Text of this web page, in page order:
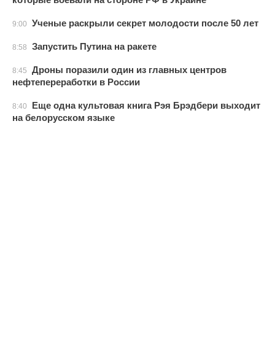
9:00 Ученые раскрыли секрет молодости после 50 лет
8:58 Запустить Путина на ракете
8:45
Дроны поразили один из главных центров
нефтепереработки в России
8:40
Еще одна культовая книга Рэя Брэдбери выходит
на белорусском языке